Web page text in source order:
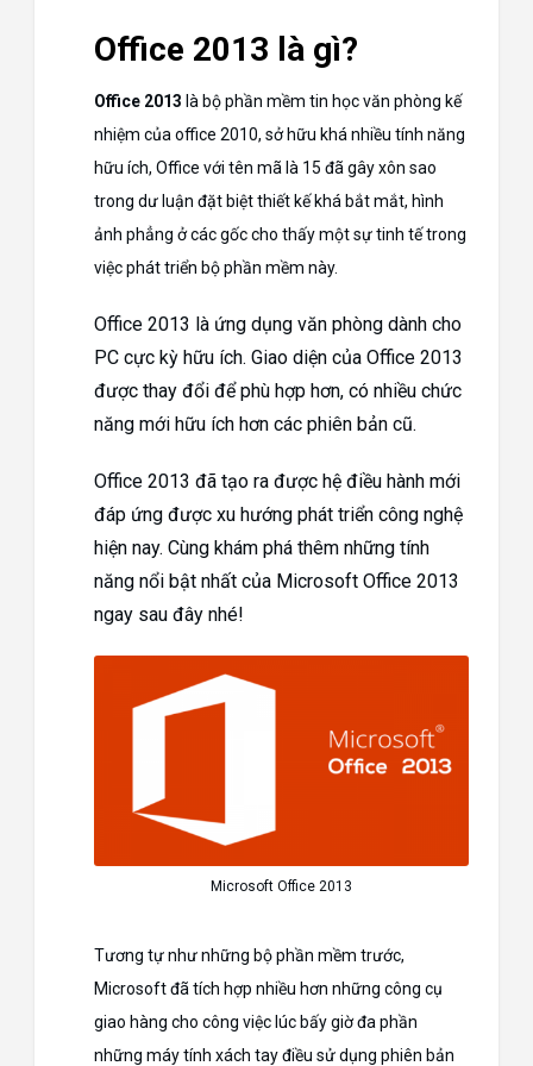
Office 2013 là gì?
Office 2013 là bộ phần mềm tin học văn phòng kế
nhiệm của office 2010, sở hữu khá nhiều tính năng
hữu ích, Office với tên mã là 15 đã gây xôn sao
trong dư luận đặt biệt thiết kế khá bắt mắt, hình
ảnh phẳng ở các gốc cho thấy một sự tinh tế trong
việc phát triển bộ phần mềm này.
Office 2013 là ứng dụng văn phòng dành cho
PC cực kỳ hữu ích. Giao diện của Office 2013
được thay đổi để phù hợp hơn, có nhiều chức
năng mới hữu ích hơn các phiên bản cũ.
Office 2013 đã tạo ra được hệ điều hành mới
đáp ứng được xu hướng phát triển công nghệ
hiện nay. Cùng khám phá thêm những tính
năng nổi bật nhất của Microsoft Office 2013
ngay sau đây nhé!
Microsoft Office 2013
Tương tự như những bộ phần mềm trước,
Microsoft đã tích hợp nhiều hơn những công cụ
giao hàng cho công việc lúc bấy giờ đa phần
những máy tính xách tay điều sử dụng phiên bản